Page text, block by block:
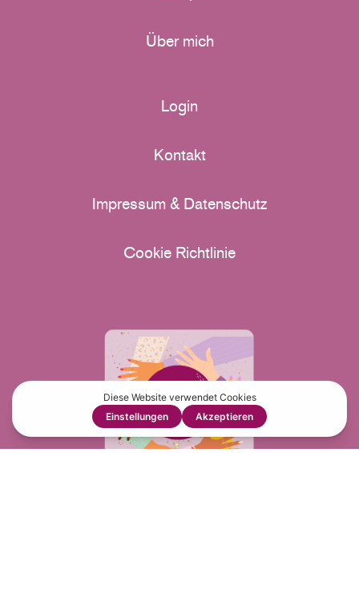
Über mich
Login
Kontakt
Impressum & Datenschutz
Cookie Richtlinie